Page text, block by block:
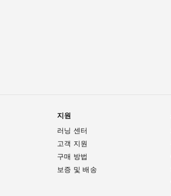
지원
러닝 센터
고객 지원
구매 방법
보증 및 배송